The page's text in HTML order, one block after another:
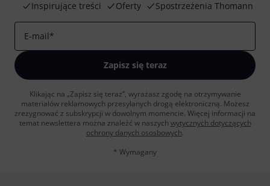
Inspirujące treści
Oferty Spostrzeżenia Thomann
E-mail*
Zapisz się teraz
Klikając na „Zapisz się teraz”, wyrażasz zgodę na otrzymywanie
materialów reklamowych przesyłanych drogą elektroniczną. Możesz
zrezygnować z subskrypcji w dowolnym momencie. Więcej informacji na
temat newslettera można znaleźć w naszych wytycznych dotyczących
ochrony danych ososbowych.
* Wymagany